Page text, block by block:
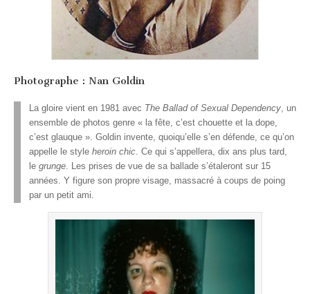
Photographe : Nan Goldin
La gloire vient en 1981 avec The Ballad of Sexual Dependency, un
ensemble de photos genre « la fête, c’est chouette et la dope,
c’est glauque ». Goldin invente, quoiqu’elle s’en défende, ce qu’on
appelle le style heroin chic. Ce qui s’appellera, dix ans plus tard,
le grunge. Les prises de vue de sa ballade s’étaleront sur 15
années. Y figure son propre visage, massacré à coups de poing
par un petit ami.